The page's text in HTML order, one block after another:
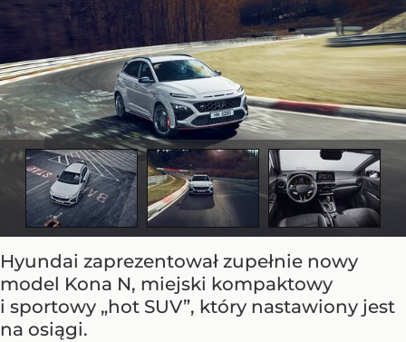
Hyundai zaprezentował zupełnie nowy
model Kona N, miejski kompaktowy
i sportowy „hot SUV”, który nastawiony jest
na osiągi.